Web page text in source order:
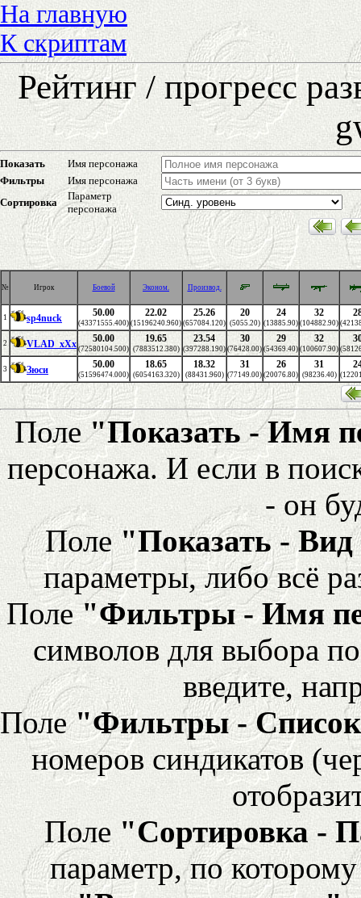
На главную
К скриптам
Рейтинг / прогресс
Показать
Имя персонажа
Фильтры
Имя персонажа
Сортировка
Параметр
персонажа
№ Игрок Боевой Эконом. Производ.
1 sp4nuck 50.00
(43371555.400)
22.02
(15196240.960)
25.26
(657084.120)
20
(5055.20)
24
(13885.90)
32
(104882.90)
2 VLAD_xXx 50.00
(72580104.500)
19.65
(7883512.380)
23.54
(397288.190)
30
(76428.00)
29
(54369.40)
32
(100607.90)
3 Зюси 50.00
(51596474.000)
18.65
(6054163.320)
18.32
(88431.960)
31
(77149.00)
26
(20076.80)
31
(98236.40)
Поле"Показать - Имя
персонажа. И если в
- он
Поле"Показать -
параметры, либо всё
Поле"Фильтры - Имя
символов для выбора
введите,
Поле"Фильтры - Список
номеров синдикатов
Поле "Сортировка -
параметр, по